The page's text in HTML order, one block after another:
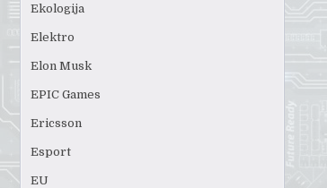
Ekologija
Elektro
Elon Musk
EPIC Games
Ericsson
Esport
EU